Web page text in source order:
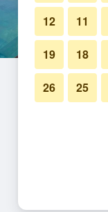
11
12
18
19
25
26